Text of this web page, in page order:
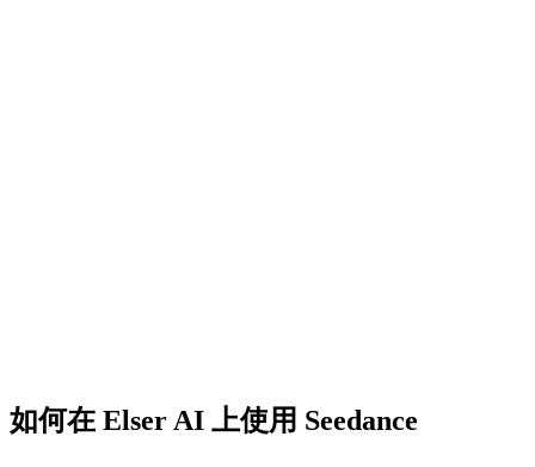
如何在 Elser AI 上使用 Seedance